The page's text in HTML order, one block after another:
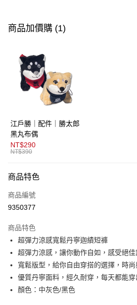
信用卡一次付款
LINE Pay
AFTEE先享後付
【關於「AFTEE先享後付」】
便利好安心！
１．簡單：不需註冊會員、不需綁卡、不需儲值
２．便利：只要手機號碼，簡訊認證，即可結帳
３．安心：先確認商品／服務後，再付款。
１．於結帳方式選擇「AFTEE先享後付」後，
２．訂單成立數日內，您將收到繳費通知簡訊。
３．收到繳費通知簡訊後14天內，點擊此簡訊
購買商品的店家。未經商家同意取消之訂單仍視
後付繳納相關費用。
※ 交易是否成功請以「AFTEE先享後付 」之結
是否繳費成功／繳費後需取消欲退款等相關疑
客戶支援中心」https://
１．透過由恩沛科技股份有限公司提供之「
運送方式
全家取貨付款
免運費
免運費
付款後萊爾富取貨
免運費
7-11取貨付款
免運費
商品加價購 (1)
江戶勝｜配件｜勝太郎
黑丸布偶
NT$290
NT$390
商品特色
商品編號
9350377
商品特色
超彈力涼感寬鬆丹寧迦績短褲
超彈力涼感，讓你動作自如，感受絕
寬鬆版型，給你自由穿搭的選擇，時
優質丹寧面料，經久耐穿，每天都能
顏色：中灰色/黑色